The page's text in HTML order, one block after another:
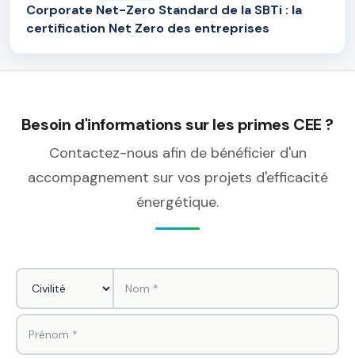
Corporate Net-Zero Standard de la SBTi : la
certification Net Zero des entreprises
Besoin d'informations sur les primes CEE ?
Contactez-nous afin de bénéficier d'un
accompagnement sur vos projets d'efficacité
énergétique.